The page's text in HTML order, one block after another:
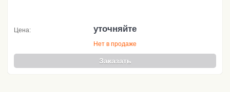
Цена: уточняйте
Нет в продаже
Заказать